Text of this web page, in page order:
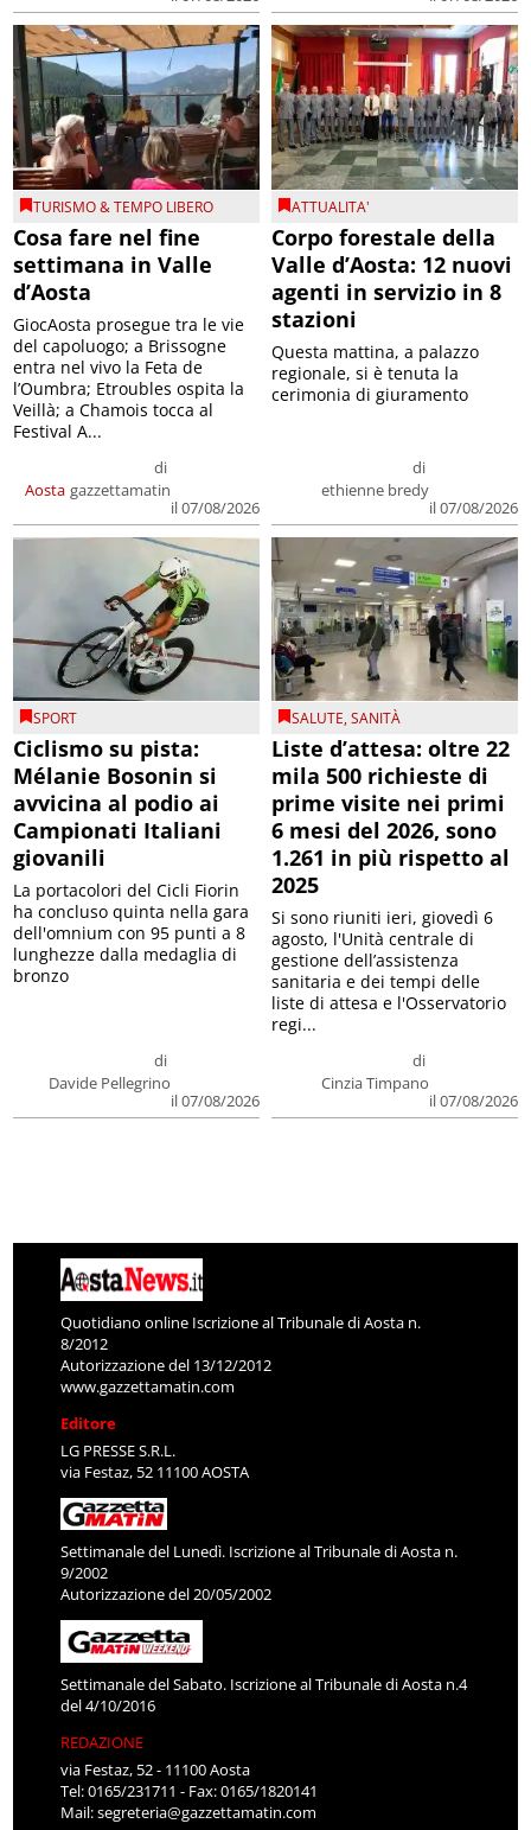
TURISMO & TEMPO LIBERO
Cosa fare nel fine
settimana in Valle
d’Aosta
Aosta
di
gazzettamatin
il 07/08/2026
GiocAosta prosegue tra le vie
del capoluogo; a Brissogne
entra nel vivo la Feta de
l’Oumbra; Etroubles ospita la
Veillà; a Chamois tocca al
Festival A...
ATTUALITA'
Corpo forestale della
Valle d’Aosta: 12 nuovi
agenti in servizio in 8
stazioni
di
ethienne bredy
il 07/08/2026
Questa mattina, a palazzo
regionale, si è tenuta la
cerimonia di giuramento
SPORT
Ciclismo su pista:
Mélanie Bosonin si
avvicina al podio ai
Campionati Italiani
giovanili
di
Davide Pellegrino
il 07/08/2026
La portacolori del Cicli Fiorin
ha concluso quinta nella gara
dell'omnium con 95 punti a 8
lunghezze dalla medaglia di
bronzo
SALUTE,SANITÀ
Liste d’attesa: oltre 22
mila 500 richieste di
prime visite nei primi
6 mesi del 2026, sono
1.261 in più rispetto al
2025
di
Cinzia Timpano
il 07/08/2026
Si sono riuniti ieri, giovedì 6
agosto, l'Unità centrale di
gestione dell’assistenza
sanitaria e dei tempi delle
liste di attesa e l'Osservatorio
regi...
Quotidiano online Iscrizione al Tribunale di Aosta n.
8/2012
Autorizzazione del 13/12/2012
www.gazzettamatin.com
Editore
LG PRESSE S.R.L.
via Festaz, 52 11100 AOSTA
Settimanale del Lunedì. Iscrizione al Tribunale di Aosta n.
9/2002
Autorizzazione del 20/05/2002
Settimanale del Sabato. Iscrizione al Tribunale di Aosta n.4
del 4/10/2016
REDAZIONE
via Festaz, 52 - 11100 Aosta
Tel: 0165/231711 - Fax: 0165/1820141
Mail:segreteria@gazzettamatin.com